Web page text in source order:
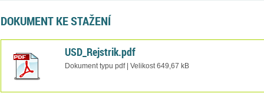
DOKUMENT KE STAŽENÍ
USD_Rejstrik.pdf
Dokument typu pdf | Velikost 649,67 kB